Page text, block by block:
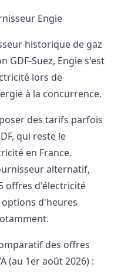
Engie
historique de gaz
GDF-Suez, Engie s'est
lors de
à la concurrence.
des tarifs parfois
qui reste le
en France.
alternatif,
offres d'électricité
d'heures
des offres
(au 1er août 2026) :